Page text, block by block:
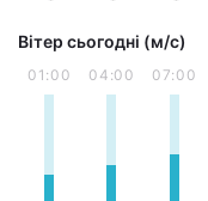
Вітер сьогодні (м/с)
01:00 04:00 07:00